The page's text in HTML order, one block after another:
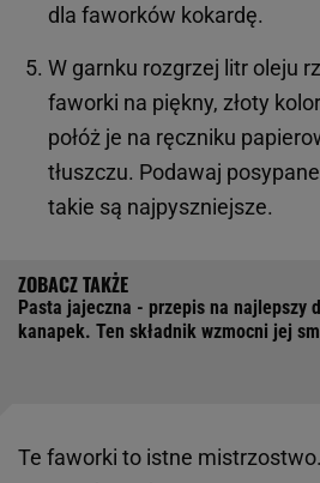
dla faworków kokardę.
W garnku rozgrzej litr oleju
faworki na piękny, złoty
połóż je na ręczniku
tłuszczu. Podawaj
takie są najpyszniejsze.
Pasta jajeczna - przepis na najlepszy
kanapek. Ten składnik wzmocni jej
Te faworki to istne